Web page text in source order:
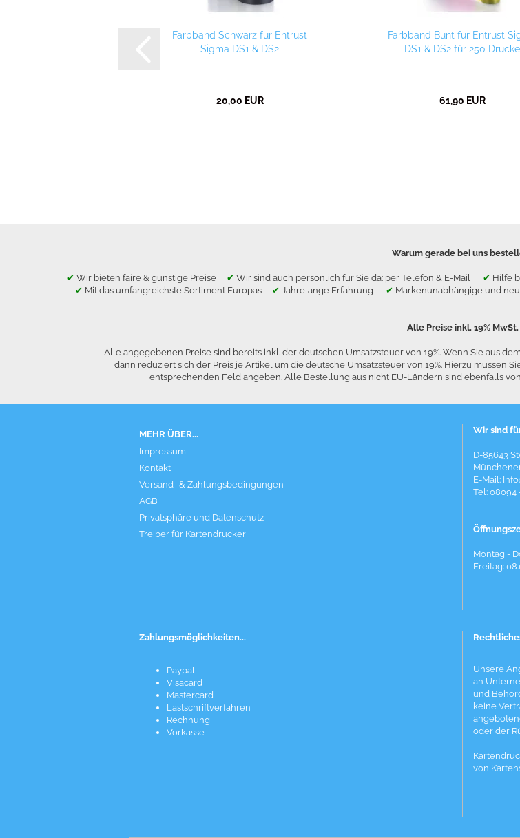
Farbband Schwarz für Entrust
Sigma DS1 & DS2
20,00 EUR
Farbband Bunt für Entrust
DS1 & DS2 für 250 Drucke
61,90 EUR
Warum gerade bei uns
✔ Wir bieten faire & günstige Preise ✔ Wir sind auch persönlich für Sie da: per Telefon & E-Mail ✔ Hilfe
✔ Mit das umfangreichste Sortiment Europas ✔ Jahrelange Erfahrung ✔ Markenunabhängige und
Alle Preise inkl. 19% MwSt.
Alle angegebenen Preise sind bereits inkl. der deutschen Umsatzsteuer von 19%. Wenn Sie aus
dann reduziert sich der Preis je Artikel um die deutsche Umsatzsteuer von 19%. Hierzu müssen
entsprechenden Feld angeben. Alle Bestellung aus nicht EU-Ländern sind ebenfalls
MEHR ÜBER...
Impressum
Kontakt
Versand- & Zahlungsbedingungen
AGB
Privatsphäre und Datenschutz
Treiber für Kartendrucker
Wir sind
D-85643
E-Mail:
Tel: 08094
Montag -
Freitag:
Zahlungsmöglichkeiten...
Paypal
Visacard
Mastercard
Lastschriftverfahren
Rechnung
Vorkasse
Unsere
an
und
keine
oder der
von